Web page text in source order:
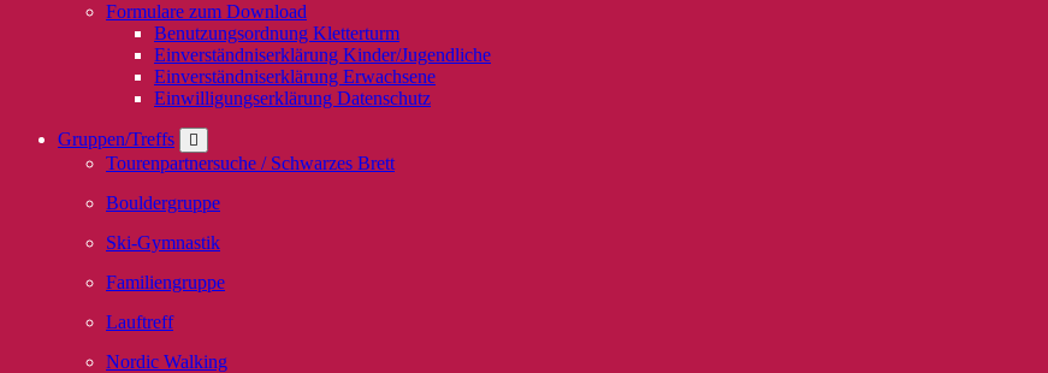
Formulare zum Download
Benutzungsordnung Kletterturm
Einverständniserklärung Kinder/Jugendliche
Einverständniserklärung Erwachsene
Einwilligungserklärung Datenschutz
Gruppen/Treffs
Tourenpartnersuche / Schwarzes Brett
Bouldergruppe
Ski-Gymnastik
Familiengruppe
Lauftreff
Nordic Walking